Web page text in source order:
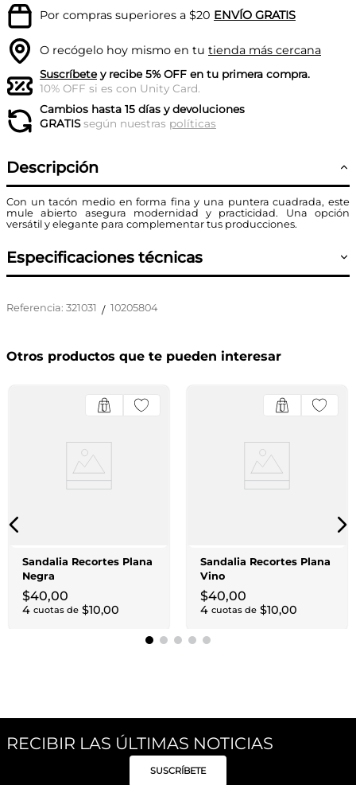
Por compras superiores a $20 ENVÍO GRATIS
O recógelo hoy mismo en tu tienda más cercana
Suscríbetey recibe 5% OFF en tu primera compra.
10% OFF si es con Unity Card.
Cambios hasta 15 días y devoluciones
GRATISsegún nuestras políticas
Descripción
Con un tacón medio en forma fina y una puntera cuadrada, este
mule abierto asegura modernidad y practicidad. Una opción
versátil y elegante para complementar tus producciones.
Especificaciones técnicas
Referencia: 321031 / 10205804
Otros productos que te pueden interesar
Sandalia Recortes Plana
Negra
$40,00
4 cuotas de $10,00
Sandalia Recortes Plana
Vino
$40,00
4 cuotas de $10,00
RECIBIR LAS ÚLTIMAS NOTICIAS
SUSCRÍBETE